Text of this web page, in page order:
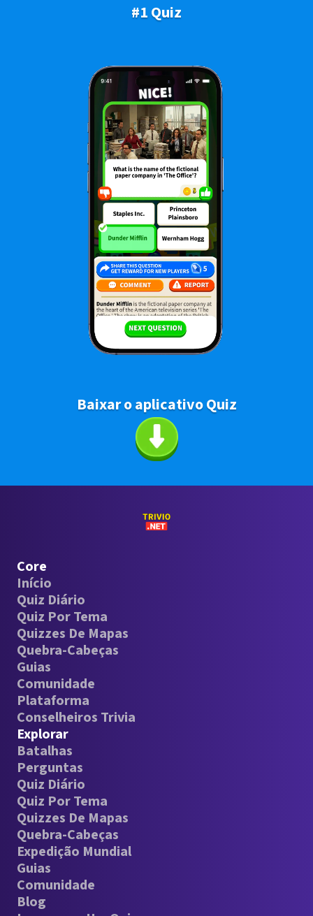
#1 Quiz
Baixar o aplicativo Quiz
Core
Início
Quiz Diário
Quiz Por Tema
Quizzes De Mapas
Quebra-Cabeças
Guias
Comunidade
Plataforma
Conselheiros Trivia
Explorar
Batalhas
Perguntas
Quiz Diário
Quiz Por Tema
Quizzes De Mapas
Quebra-Cabeças
Expedição Mundial
Guias
Comunidade
Blog